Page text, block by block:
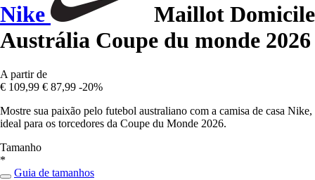
Nike
Maillot Domicile
Austrália Coupe du monde 2026
A partir de
€ 109,99 € 87,99 -20%
Mostre sua paixão pelo futebol australiano com a camisa de casa Nike,
ideal para os torcedores da Coupe du Monde 2026.
Tamanho
*
Guia de tamanhos